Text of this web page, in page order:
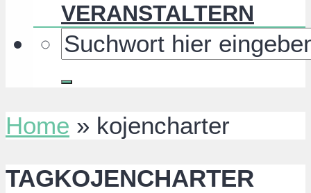
VERANSTALTERN
Home » kojencharter
TAGKOJENCHARTER